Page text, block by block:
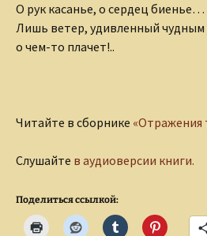
О рук касанье, о сердец биенье…
Лишь ветер, удивленный чудным
о чем-то плачет!..
Читайте в сборнике «Отражения
Слушайте в аудиоверсии книги.
Поделиться ссылкой: